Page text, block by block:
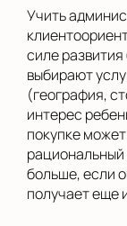
Учить
силе
выбирают
(география,
интерес
покупке
рациональный
больше, если
получает еще